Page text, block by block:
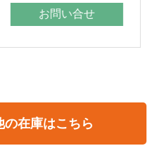
の在庫はこちら